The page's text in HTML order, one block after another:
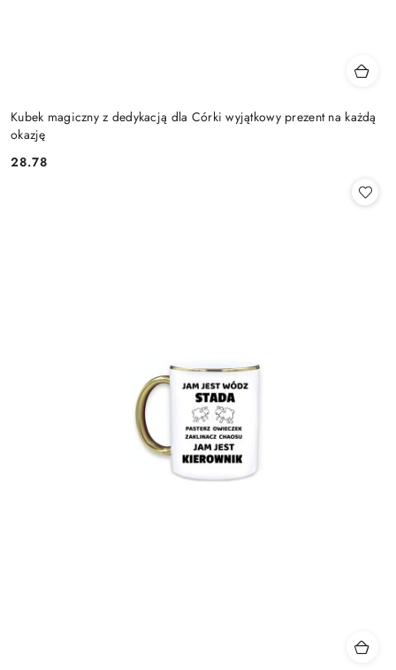
Kubek magiczny z dedykacją dla Córki wyjątkowy prezent na każdą
okazję
Cena:
28.78